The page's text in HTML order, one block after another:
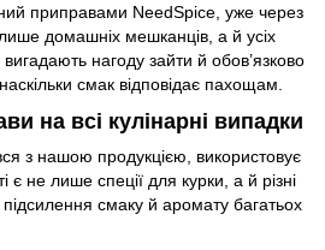
приправами NeedSpice, уже через
домашніх мешканців, а й усіх
вигадають нагоду зайти й обов’язково
смак відповідає пахощам.
на всі кулінарні випадки
з нашою продукцією, використовує
є не лише спеції для курки, а й різні
смаку й аромату багатьох